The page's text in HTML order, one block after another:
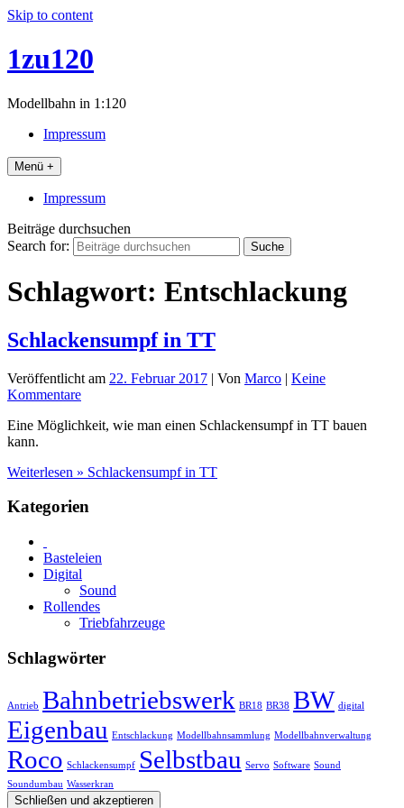
Skip to content
1zu120
Modellbahn in 1:120
Impressum
Menü +
Impressum
Beiträge durchsuchen
Search for:
Schlagwort: Entschlackung
Schlackensumpf in TT
Veröffentlicht am 22. Februar 2017 | Von Marco | Keine
Kommentare
Eine Möglichkeit, wie man einen Schlackensumpf in TT bauen
kann.
Weiterlesen » Schlackensumpf in TT
Kategorien
Basteleien
Digital
Sound
Rollendes
Triebfahrzeuge
Schlagwörter
Antrieb Bahnbetriebswerk BR18 BR38 BW digital
Eigenbau Entschlackung Modellbahnsammlung Modellbahnverwaltung
Roco Schlackensumpf Selbstbau Servo Software Sound
Soundumbau Wasserkran